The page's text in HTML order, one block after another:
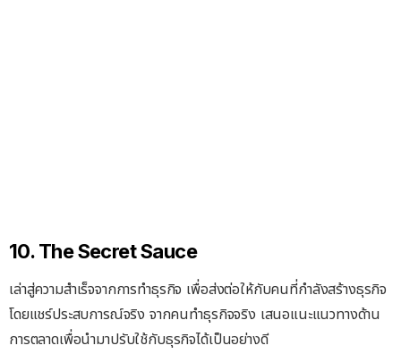
10. The Secret Sauce
เล่าสู่ความสำเร็จจากการทำธุรกิจ เพื่อส่งต่อให้กับคนที่กำลังสร้างธุรกิจ
โดยแชร์ประสบการณ์จริง จากคนทำธุรกิจจริง เสนอแนะแนวทางด้าน
การตลาดเพื่อนำมาปรับใช้กับธุรกิจได้เป็นอย่างดี